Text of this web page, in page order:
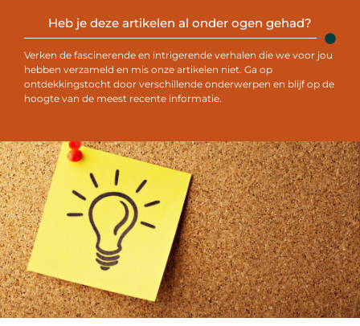
Heb je deze artikelen al onder ogen gehad?
Verken de fascinerende en intrigerende verhalen die we voor jou
hebben verzameld en mis onze artikelen niet. Ga op
ontdekkingstocht door verschillende onderwerpen en blijf op de
hoogte van de meest recente informatie.